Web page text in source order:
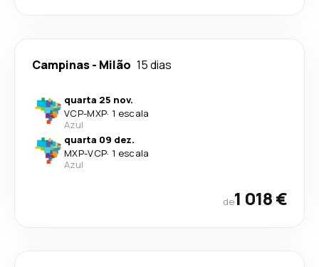
Campinas- Milão 15 dias
quarta 25 nov.
VCP-MXP· 1 escala
Azul
quarta 09 dez.
MXP-VCP· 1 escala
Azul
de1 018 €